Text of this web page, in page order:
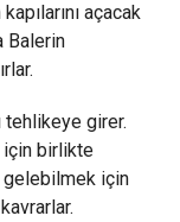
açacak
Balerin
tehlikeye girer.
için birlikte
gelebilmek için